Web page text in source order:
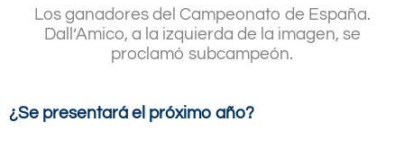
Los ganadores del Campeonato de España.
Dall’Amico, a la izquierda de la imagen, se
proclamó subcampeón.
¿Se presentará el próximo año?